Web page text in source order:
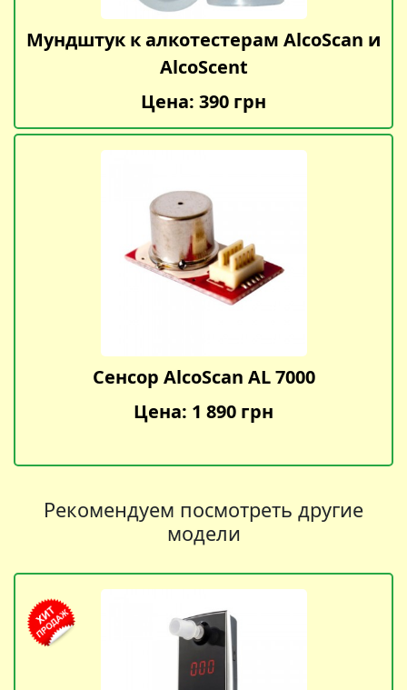
Мундштук к алкотестерам AlcoScan и
AlcoScent
Цена: 390 грн
Сенсор AlcoScan AL 7000
Цена: 1 890 грн
Рекомендуем посмотреть другие
модели